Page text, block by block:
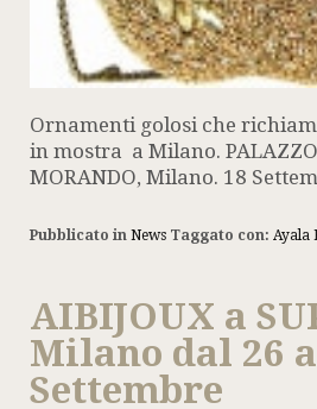
Ornamenti golosi che
in mostra a Milano. PALAZZO
MORANDO, Milano. 18
Pubblicato in News Taggato con: Ayala
AIBIJOUX a
Milano dal 26
Settembre